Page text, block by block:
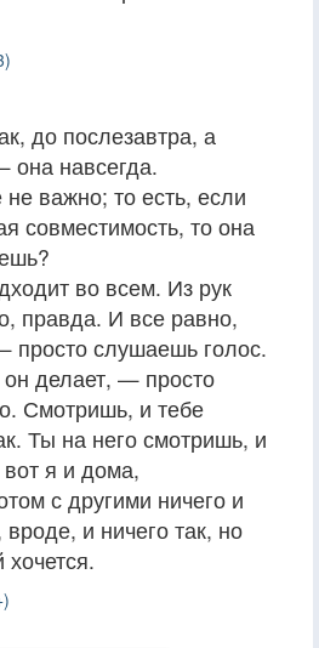
до послезавтра, а
она навсегда.
важно; то есть, если
совместимость, то она
во всем. Из рук
правда. И все равно,
просто слушаешь голос.
делает, — просто
Смотришь, и тебе
Ты на него смотришь, и
я и дома,
с другими ничего и
и ничего так, но